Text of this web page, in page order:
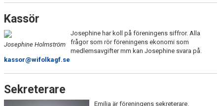
Kassör
Josephine Holmström
Josephine har koll på föreningens siffror. Alla
frågor som rör föreningens ekonomi som
medlemsavgifter mm kan Josephine svara på.
kassor@wifolkagf.se
Sekreterare
Emilia är föreningens sekreterare.